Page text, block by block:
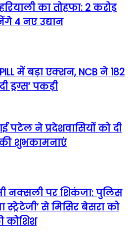
का तोहफा: 2 करोड़
4 नए उद्यान
में बड़ा एक्शन, NCB ने 182
ड्रग्स’ पकड़ी
पटेल ने प्रदेशवासियों को दी
शुभकामनाएं
नक्सली पर शिकंजा: पुलिस
स्ट्रेटेजी’ से मिसिर बेसरा को
कोशिश